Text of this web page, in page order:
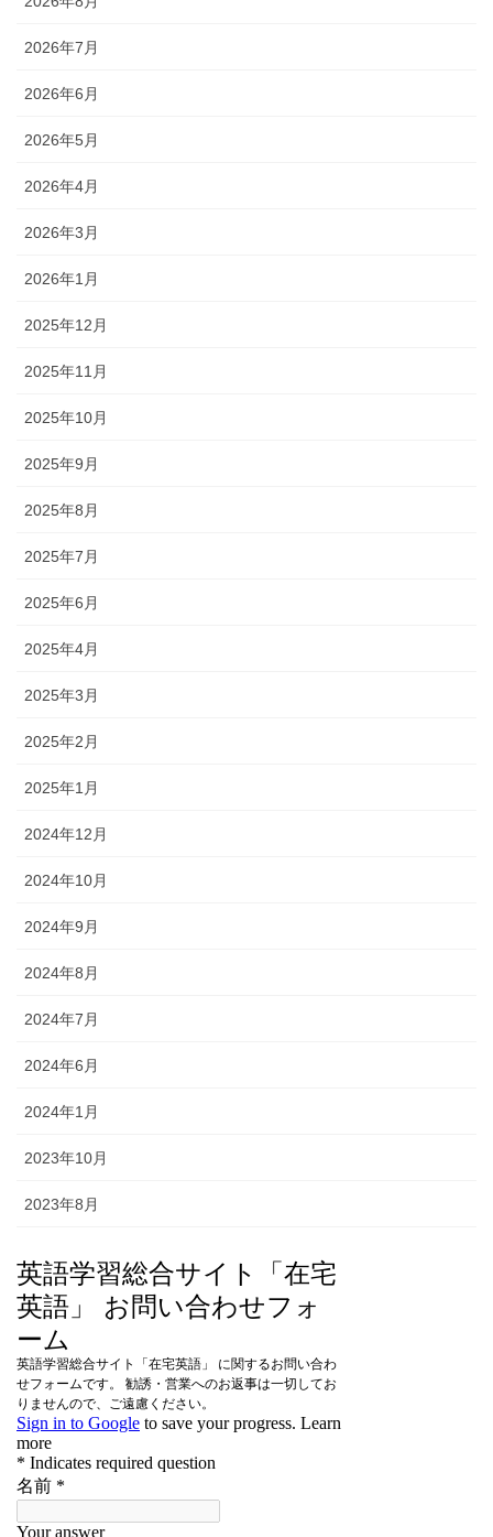
2026年7月
2026年6月
2026年5月
2026年4月
2026年3月
2026年1月
2025年12月
2025年11月
2025年10月
2025年9月
2025年8月
2025年7月
2025年6月
2025年4月
2025年3月
2025年2月
2025年1月
2024年12月
2024年10月
2024年9月
2024年8月
2024年7月
2024年6月
2024年1月
2023年10月
2023年8月